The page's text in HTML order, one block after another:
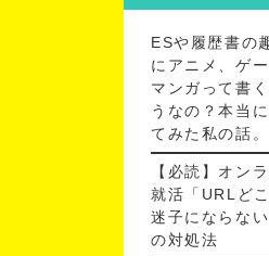
ESや履歴書の
にアニメ、ゲー
マンガって書
うなの？本当
てみた私の話。
【必読】オン
就活「URLどこ
迷子にならな
の対処法